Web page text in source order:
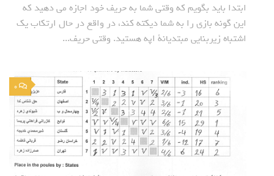
ابتدا باید بگویم که وقتی شما به حریف خود اجازه می دهید که
این گونه بازی را به شما دیکته کند، در واقع در حال ارتکاب یک
اشتباه زیربنایی مبتدیانة اپه هستید. وقتی حریف...
0